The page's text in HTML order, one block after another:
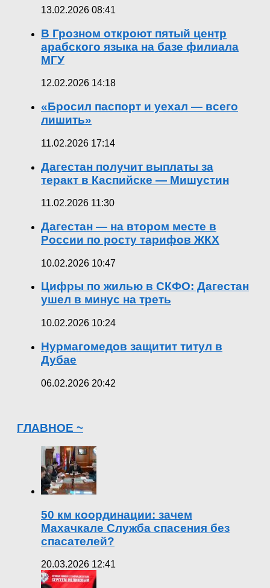
13.02.2026 08:41
В Грозном откроют пятый центр
арабского языка на базе филиала
МГУ
12.02.2026 14:18
«Бросил паспорт и уехал — всего
лишить»
11.02.2026 17:14
Дагестан получит выплаты за
теракт в Каспийске — Мишустин
11.02.2026 11:30
Дагестан — на втором месте в
России по росту тарифов ЖКХ
10.02.2026 10:47
Цифры по жилью в СКФО: Дагестан
ушел в минус на треть
10.02.2026 10:24
Нурмагомедов защитит титул в
Дубае
06.02.2026 20:42
ГЛАВНОЕ ~
50 км координации: зачем
Махачкале Служба спасения без
спасателей?
20.03.2026 12:41